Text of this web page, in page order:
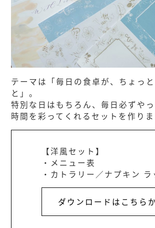
テーマは「毎日の食卓が、ちょっ
と 」。
特別な日はもちろん、毎日必ずや
時間を彩ってくれるセットを作りま
【洋風セット】
・メニュー表
・カトラリー／ナプキン ラ
ダウンロードはこちら